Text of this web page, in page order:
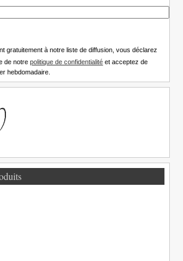
gratuitement à notre liste de diffusion, vous déclarez
de notrepolitique de confidentialité et acceptez de
hebdomadaire.